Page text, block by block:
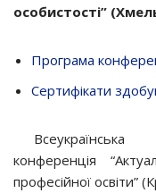
особистості”
Програма
Сертифікати
конференція
професійної освіти”